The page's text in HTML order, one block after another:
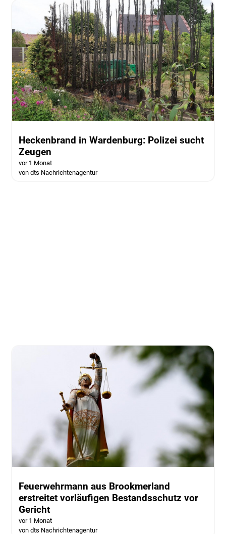
Heckenbrand in Wardenburg: Polizei sucht
Zeugen
vor 1 Monat
von dts Nachrichtenagentur
Feuerwehrmann aus Brookmerland
erstreitet vorläufigen Bestandsschutz vor
Gericht
vor 1 Monat
von dts Nachrichtenagentur